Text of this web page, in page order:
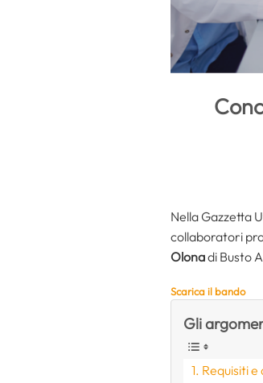
Nella Gazzetta
collaboratori
Olonadi Busto
Scarica il bando
Gli
Requisiti